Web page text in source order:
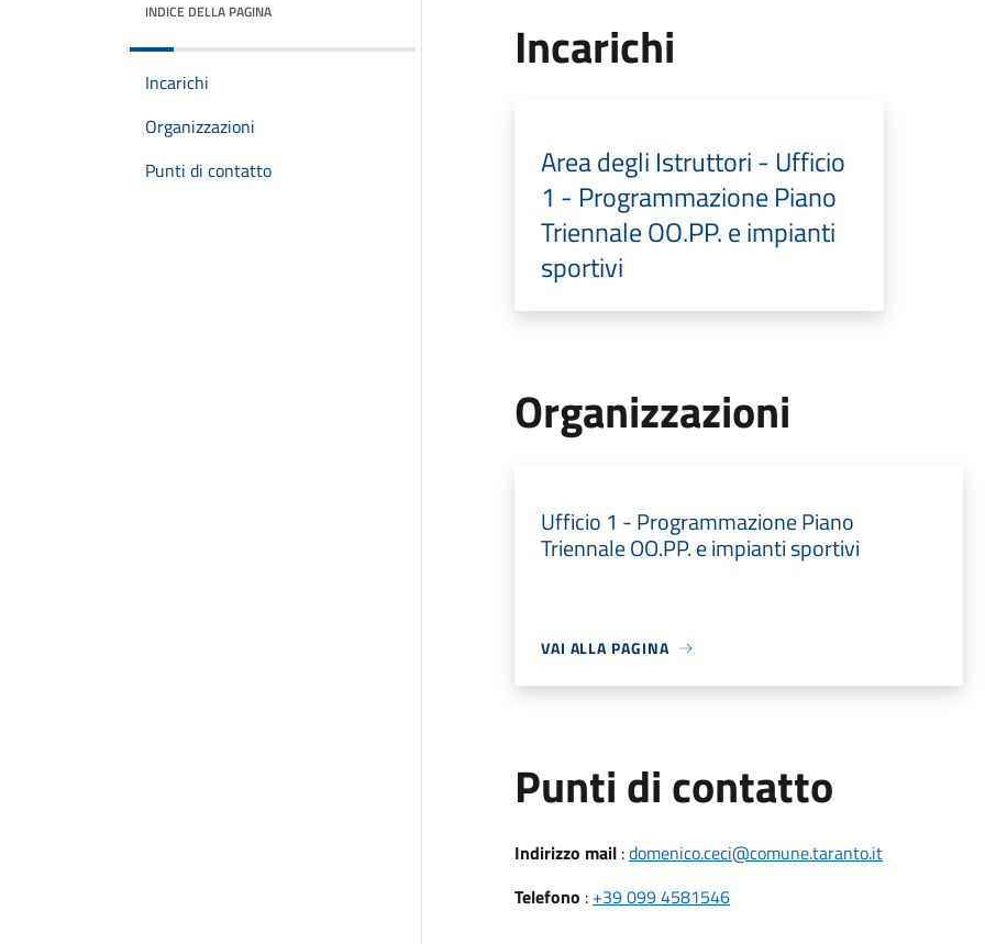
INDICE DELLA PAGINA
Incarichi
Organizzazioni
Punti di contatto
Incarichi
Area degli Istruttori - Ufficio
1 - Programmazione Piano
Triennale OO.PP. e impianti
sportivi
Organizzazioni
Ufficio 1 - Programmazione Piano
Triennale OO.PP. e impianti sportivi
VAI ALLA PAGINA
Punti di contatto
Indirizzo mail:domenico.ceci@comune.taranto.it
Telefono : +39 099 4581546